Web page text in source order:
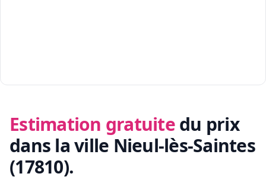
Estimation gratuite du prix
dans la ville Nieul-lès-Saintes
(17810).